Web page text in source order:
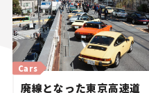
Cars
廃線となった東京高速道